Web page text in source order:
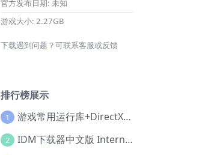
官方发布日期: 未知
游戏大小: 2.27GB
下载遇到问题？可联系客服或反馈
排行榜展示
1 游戏常用运行库+DirectX修复增强版
2 IDM下载器中文版 Internet Download Manager v6.42.36 IDM